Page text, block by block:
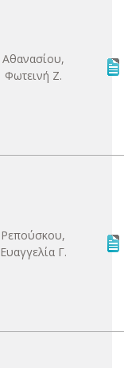
Αθανασίου,
Φωτεινή Ζ.
Ρεπούσκου,
Ευαγγελία Γ.